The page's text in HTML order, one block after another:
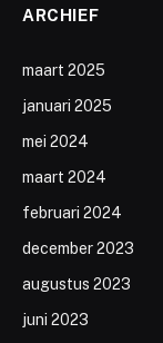
ARCHIEF
maart 2025
januari 2025
mei 2024
maart 2024
februari 2024
december 2023
augustus 2023
juni 2023